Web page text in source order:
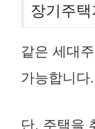
장기주
같은 세대
가능합니다.
단, 주택을